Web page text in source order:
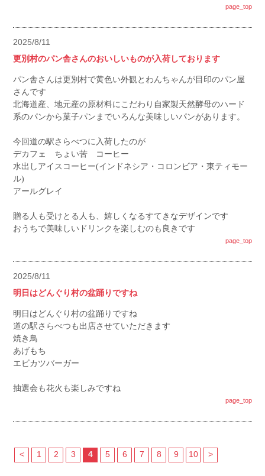
page_top
2025/8/11
更別村のパン舎さんのおいしいものが入荷しております
パン舎さんは更別村で黄色い外観とわんちゃんが目印のパン屋
さんです
北海道産、地元産の原材料にこだわり自家製天然酵母のハード
系のパンから菓子パンまでいろんな美味しいパンがあります。
今回道の駅さらべつに入荷したのが
デカフェ ちょい苦 コーヒー
水出しアイスコーヒー(インドネシア・コロンビア・東ティモー
ル)
アールグレイ
贈る人も受けとる人も、嬉しくなるすてきなデザインです
おうちで美味しいドリンクを楽しむのも良きです
page_top
2025/8/11
明日はどんぐり村の盆踊りですね
明日はどんぐり村の盆踊りですね
道の駅さらべつも出店させていただきます
焼き鳥
あげもち
エビカツバーガー
抽選会も花火も楽しみですね
page_top
< 1 2 3 4 5 6 7 8 9 10 >